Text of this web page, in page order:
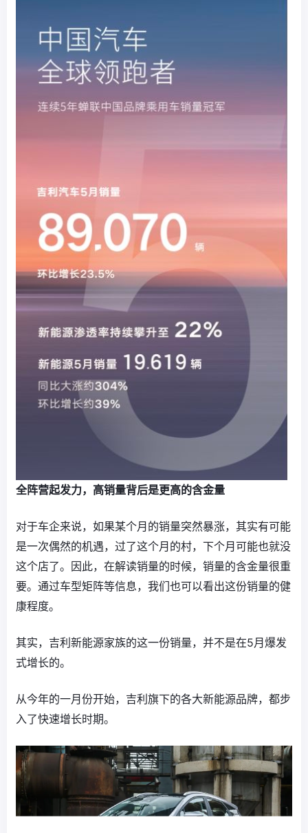
全阵营起发力，高销量背后是更高的含金量
对于车企来说，如果某个月的销量突然暴涨，其实有可能
是一次偶然的机遇，过了这个月的村，下个月可能也就没
这个店了。因此，在解读销量的时候，销量的含金量很重
要。通过车型矩阵等信息，我们也可以看出这份销量的健
康程度。
其实，吉利新能源家族的这一份销量，并不是在5月爆发
式增长的。
从今年的一月份开始，吉利旗下的各大新能源品牌，都步
入了快速增长时期。